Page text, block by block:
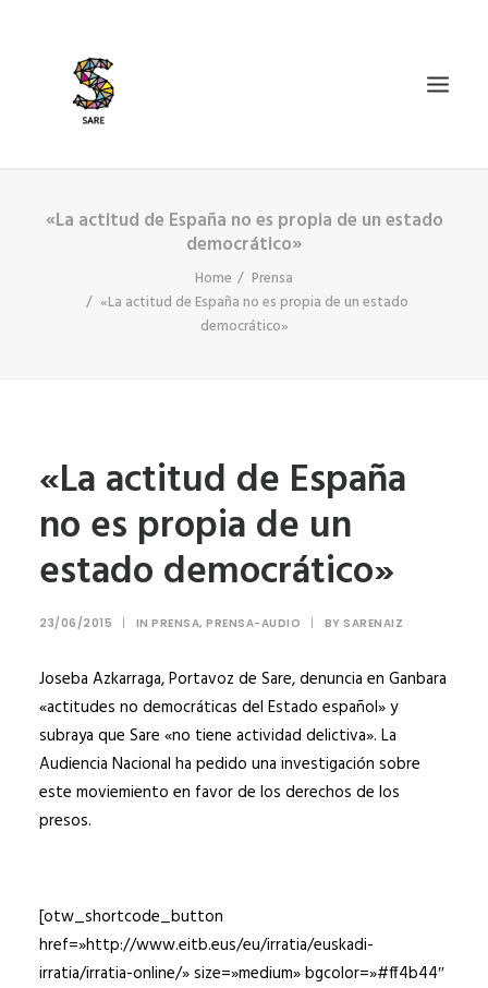
IZAN BIDEA
BAZKIDETU
«La actitud de España no es propia de un estado
democrático»
Home
Prensa
«La actitud de España no es propia de un estado
democrático»
«La actitud de España
no es propia de un
estado democrático»
23/06/2015 | IN PRENSA, PRENSA-AUDIO | BY SARENAIZ
Joseba Azkarraga, Portavoz de Sare, denuncia en Ganbara
«actitudes no democráticas del Estado español» y
subraya que Sare «no tiene actividad delictiva». La
Audiencia Nacional ha pedido una investigación sobre
este moviemiento en favor de los derechos de los
presos.
[otw_shortcode_button
href=»http://www.eitb.eus/eu/irratia/euskadi-
irratia/irratia-online/» size=»medium» bgcolor=»#ff4b44″